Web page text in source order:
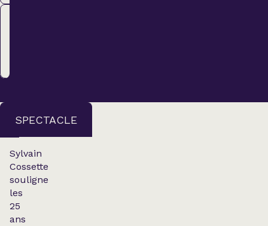
SPECTACLE
Sylvain
Cossette
souligne
les
25
ans